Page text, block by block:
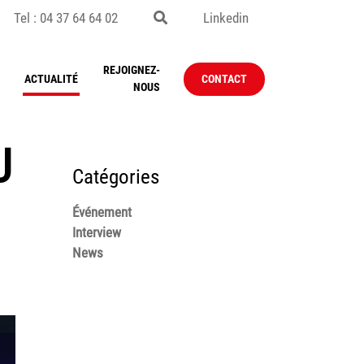
Tel : 04 37 64 64 02 Linkedin
ACTUALITÉ
REJOIGNEZ-
NOUS
CONTACT
Catégories
Événement
Interview
News